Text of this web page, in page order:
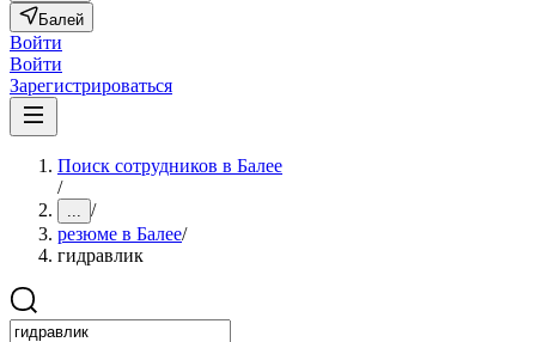
Балей
Войти
Войти
Зарегистрироваться
Поиск сотрудников в Балее
/
... /
резюме в Балее/
гидравлик